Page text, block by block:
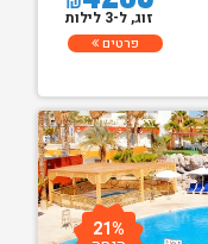
זוג, ל-3 לילות
פרטים
21%